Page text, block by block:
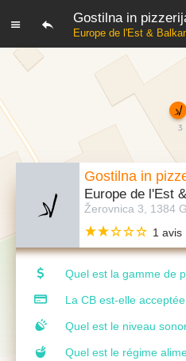
Gostilna in
Gostilna in
Europe de l'Est
Žerovnica 3, 1384
1 avis
Quel est la gamme de
La CB est-elle
Quel est le niveau
Quel est le régime